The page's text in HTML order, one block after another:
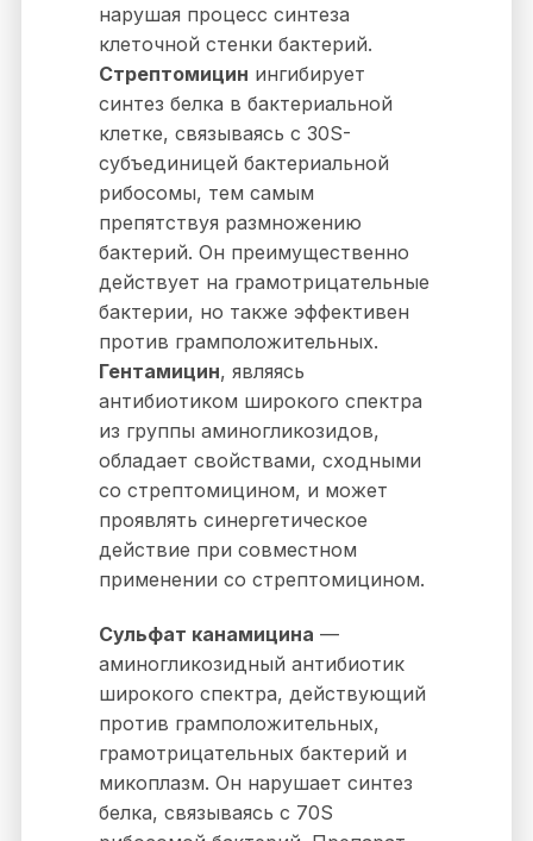
нарушая процесс синтеза
клеточной стенки бактерий.
Стрептомицин ингибирует
синтез белка в бактериальной
клетке, связываясь с 30S-
субъединицей бактериальной
рибосомы, тем самым
препятствуя размножению
бактерий. Он преимущественно
действует на грамотрицательные
бактерии, но также эффективен
против грамположительных.
Гентамицин, являясь
антибиотиком широкого спектра
из группы аминогликозидов,
обладает свойствами, сходными
со стрептомицином, и может
проявлять синергетическое
действие при совместном
применении со стрептомицином.
Сульфат канамицина —
аминогликозидный антибиотик
широкого спектра, действующий
против грамположительных,
грамотрицательных бактерий и
микоплазм. Он нарушает синтез
белка, связываясь с 70S